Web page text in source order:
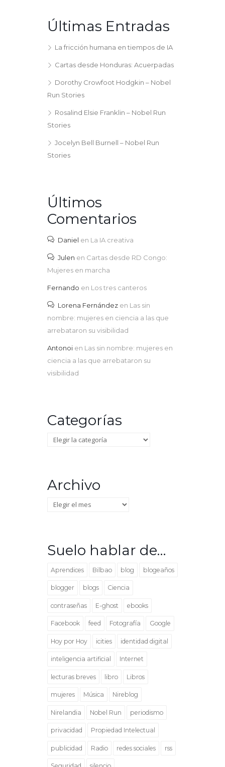
Últimas Entradas
La fricción humana en tiempos de IA
Cartas desde Honduras: Acuerpadas
Dorothy Crowfoot Hodgkin – Nobel
Run Stories
Rosalind Elsie Franklin – Nobel Run
Stories
Jocelyn Bell Burnell – Nobel Run
Stories
Últimos
Comentarios
Daniel en La IA creativa
Julen en Cartas desde RD Congo:
Mujeres en marcha
Fernando en Los tres canteros
Lorena Fernández en Las sin
nombre: mujeres en ciencia a las que
arrebataron su visibilidad
Antonoi en Las sin nombre: mujeres en
ciencia a las que arrebataron su
visibilidad
Categorías
Categorías
Archivo
Archivo
Suelo hablar de…
Aprendices Bilbao blog blogeaños
blogger blogs Ciencia
contraseñas E-ghost ebooks
Facebook feed Fotografía Google
Hoy por Hoy icities identidad digital
inteligencia artificial Internet
lecturas breves libro Libros
mujeres Música Nireblog
Nirelandia Nobel Run periodismo
privacidad Propiedad Intelectual
publicidad Radio redes sociales rss